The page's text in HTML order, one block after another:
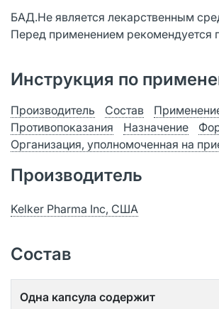
БАД.Не является лекарственным
Перед применением рекомендуется
Инструкция по
Производитель Состав
Противопоказания
Назначение
Организация, уполномоченная на
Производитель
Kelker Pharma Inc, США
Состав
Одна капсула содержит